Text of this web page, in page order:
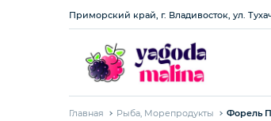
Приморский край, г. Владивосток, ул.
Главная Рыба, Морепродукты Форель